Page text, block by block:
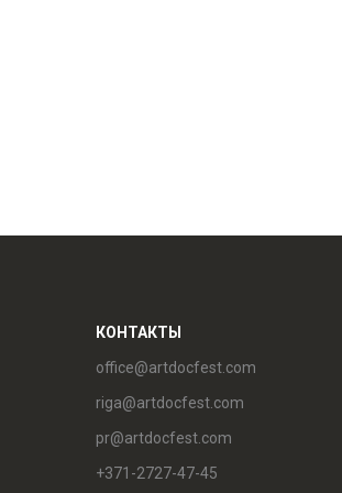
КОНТАКТЫ
office@artdocfest.com
riga@artdocfest.com
pr@artdocfest.com
+371-2727-47-45